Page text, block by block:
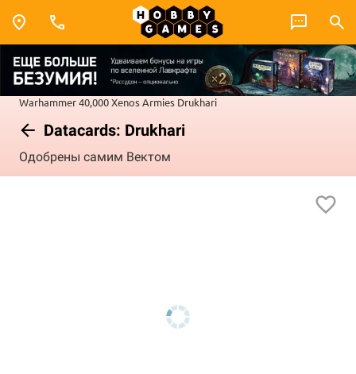
Warhammer 40,000Xenos Armies Drukhari
Datacards: Drukhari
Одобрены самим Вектом